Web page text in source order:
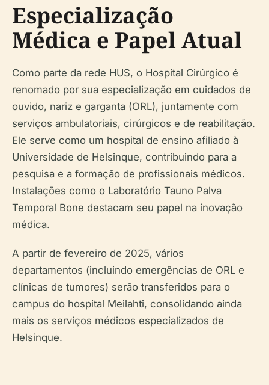
Especialização
Médica e Papel Atual
Como parte da rede HUS, o Hospital Cirúrgico é
renomado por sua especialização em cuidados de
ouvido, nariz e garganta (ORL), juntamente com
serviços ambulatoriais, cirúrgicos e de reabilitação.
Ele serve como um hospital de ensino afiliado à
Universidade de Helsinque, contribuindo para a
pesquisa e a formação de profissionais médicos.
Instalações como o Laboratório Tauno Palva
Temporal Bone destacam seu papel na inovação
médica.
A partir de fevereiro de 2025, vários
departamentos (incluindo emergências de ORL e
clínicas de tumores) serão transferidos para o
campus do hospital Meilahti, consolidando ainda
mais os serviços médicos especializados de
Helsinque.